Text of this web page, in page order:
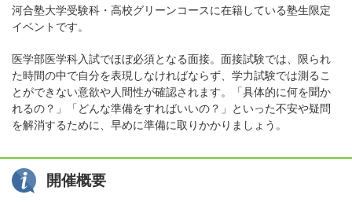
河合塾大学受験科・高校グリーンコースに在籍している塾生限定
イベントです。
医学部医学科入試でほぼ必須となる面接。面接試験では、限られ
た時間の中で自分を表現しなければならず、学力試験では測るこ
とができない意欲や人間性が確認されます。「具体的に何を聞か
れるの？」「どんな準備をすればいいの？」といった不安や疑問
を解消するために、早めに準備に取りかかりましょう。
開催概要